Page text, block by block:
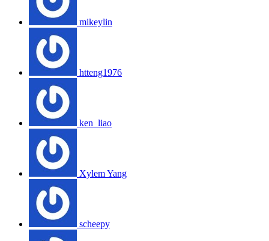
mikeylin
htteng1976
ken_liao
Xylem Yang
scheepy